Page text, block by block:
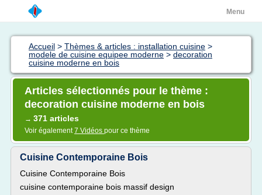
Menu
Accueil > Thèmes & articles : installation cuisine >
modele de cuisine equipee moderne > decoration
cuisine moderne en bois
Articles sélectionnés pour le thème :
decoration cuisine moderne en bois
→ 371 articles
Voir également7 Vidéos pour ce thème
Cuisine Contemporaine Bois
Cuisine Contemporaine Bois
cuisine contemporaine bois massif design